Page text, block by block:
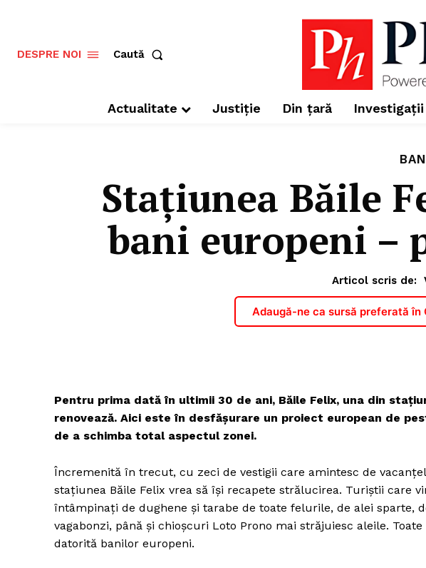
DESPRE NOI Caută
Actualitate Justiție Din țară Investigații
Stațiunea Băile
bani europeni –
Articol scris de:
Adaugă-ne ca sursă preferată în
Pentru prima dată în ultimii 30 de ani, Băile Felix, una din
renovează. Aici este în desfășurare un proiect european de
de a schimba total aspectul zonei.
Încremenită în trecut, cu zeci de vestigii care amintesc de
stațiunea Băile Felix vrea să își recapete strălucirea. Turiștii care
întâmpinați de dughene și tarabe de toate felurile, de alei sparte,
vagabonzi, până și chioșcuri Loto Prono mai străjuiesc aleile.
datorită banilor europeni.